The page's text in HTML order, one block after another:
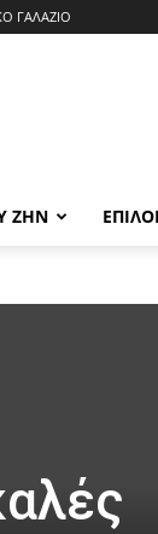
ΓΑΛΑΖΙΟ
ΖΗΝ